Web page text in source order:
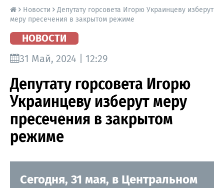
Precedent.
Новости
Депутату горсовета Игорю Украинцеву изберут
меру пресечения в закрытом режиме
НОВОСТИ
31 Май, 2024 | 12:29
Депутату горсовета Игорю
Украинцеву изберут меру
пресечения в закрытом
режиме
Сегодня, 31 мая, в Центральном